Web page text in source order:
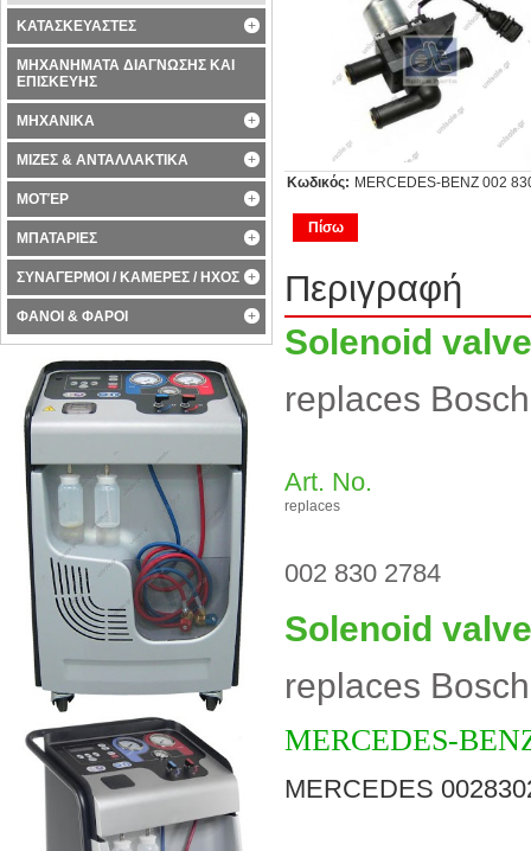
Κωδικός: MERCEDES-BENZ 002
Πίσω
Περιγραφή
Solenoid
replaces
Art. No.
replaces
002 830 2784
Solenoid
replaces
MERCEDES-
MERCEDES
ΚΑΤΑΣΚΕΥΑΣΤΕΣ
ΜΗΧΑΝΗΜΑΤΑ ΔΙΑΓΝΩΣΗΣ ΚΑΙ
ΕΠΙΣΚΕΥΗΣ
ΜΗΧΑΝΙΚΑ
ΜΙΖΕΣ & ΑΝΤΑΛΛΑΚΤΙΚΑ
ΜΟΤΈΡ
ΜΠΑΤΑΡΙΕΣ
ΣΥΝΑΓΕΡΜΟΙ / ΚΑΜΕΡΕΣ / ΗΧΟΣ
ΦΑΝΟΙ & ΦΑΡΟΙ